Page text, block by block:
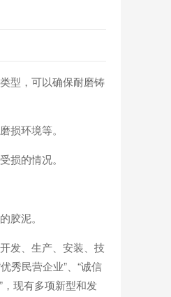
型，可以确保耐磨铸
损环境等。
损的情况。
胶泥。
发、生产、安装、技
秀民营企业”、“诚信
，现有多项新型和发